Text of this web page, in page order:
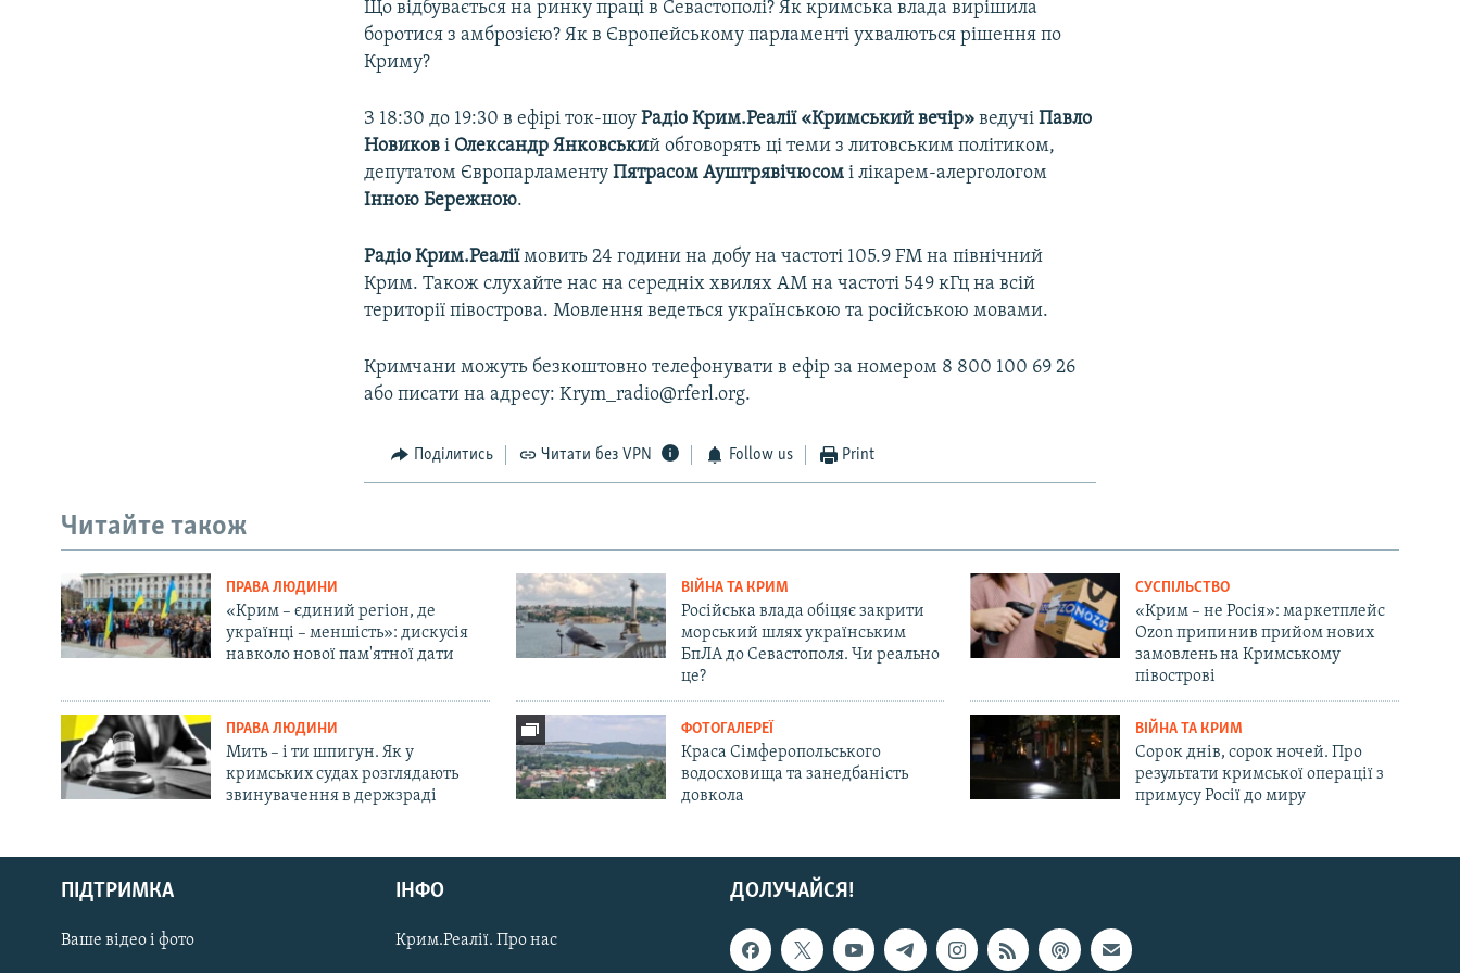
Русский
Qırımtatar
ДОЛУЧАЙСЯ!
Що відбувається на ринку праці в Севастополі? Як кримська влада вирішила
боротися з амброзією? Як в Європейському парламенті ухвалються рішення по
Криму?
З 18:30 до 19:30 в ефірі ток-шоуРадіо Крим.Реалії «Кримський вечір»ведучіПавло
Новикові Олександр Янковський обговорять ці теми з литовським політиком,
депутатом ЄвропарламентуПятрасом Ауштрявічюсом і лікарем-алергологом
Інною Бережною.
Радіо Крим.Реаліїмовить 24 години на добу на частоті 105.9 FM на північний
Крим. Також слухайте нас на середніх хвилях АМ на частоті 549 кГц на всій
території півострова. Мовлення ведеться українською та російською мовами.
Кримчани можуть безкоштовно телефонувати в ефір за номером 8 800 100 69 26
або писати на адресу: Krym_radio@rferl.org.
Поділитись Читати без VPN Follow us Print
Читайте також
ПРАВА ЛЮДИНИ
«Крим – єдиний регіон, де
українці – меншість»: дискусія
навколо нової пам'ятної дати
ВІЙНА ТА КРИМ
Російська влада обіцяє закрити
морський шлях українським
БпЛА до Севастополя. Чи реально
це?
СУСПІЛЬСТВО
«Крим – не Росія»: маркетплейс
Ozon припинив прийом нових
замовлень на Кримському
півострові
ПРАВА ЛЮДИНИ
Мить – і ти шпигун. Як у
кримських судах розглядають
звинувачення в держзраді
ФОТОГАЛЕРЕЇ
Краса Сімферопольського
водосховища та занедбаність
довкола
ВІЙНА ТА КРИМ
Сорок днів, сорок ночей. Про
результати кримської операції з
примусу Росії до миру
ДОЛУЧАЙСЯ!
ПІДТРИМКА
Ваше відео і фото
ІНФО
Крим.Реалії. Про нас